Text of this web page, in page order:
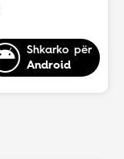
Shkarko për
Android